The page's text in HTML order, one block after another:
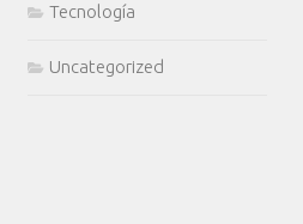
Tecnología
Uncategorized